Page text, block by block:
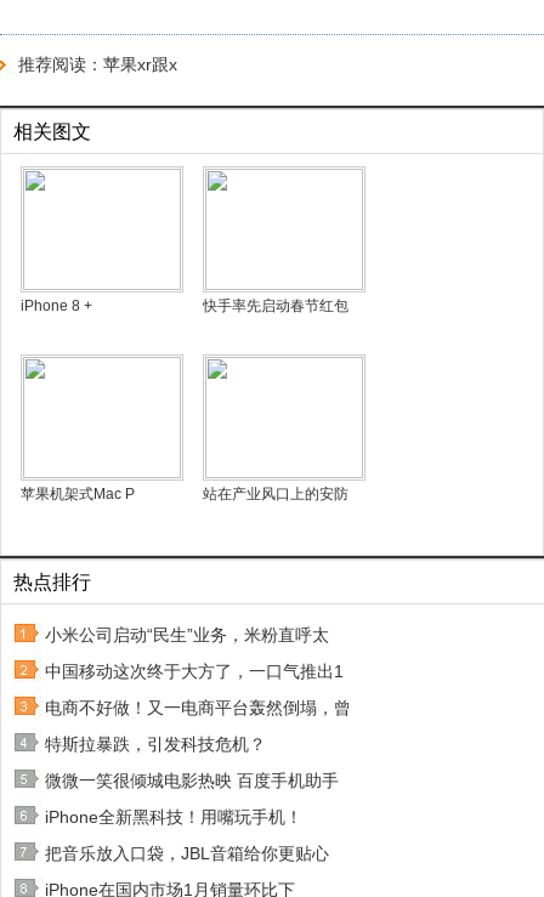
推荐阅读： 苹果xr跟x
相关图文
iPhone 8 + 快手率先启动春节红包
苹果机架式Mac P 站在产业风口上的安防
热点排行
小米公司启动“民生”业务，米粉直呼太
中国移动这次终于大方了，一口气推出1
电商不好做！又一电商平台轰然倒塌，曾
特斯拉暴跌，引发科技危机？
微微一笑很倾城电影热映 百度手机助手
iPhone全新黑科技！用嘴玩手机！
把音乐放入口袋，JBL音箱给你更贴心
iPhone在国内市场1月销量环比下